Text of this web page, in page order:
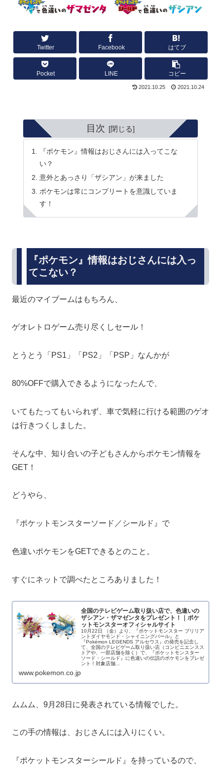
Twitter Facebook はてブ
Pocket LINE コピー
2021.10.25 2021.10.24
目次
『ポケモン』情報はおじさんには入ってこな
い？
意外とあっさり「ザシアン」が来ました
ポケモンは常にコンプリートを意識していま
す！
『ポケモン』情報はおじさんには入っ
てこない？
最近のマイブームはもちろん、
ゲオレトロゲーム売り尽くしセール！
とうとう「PS1」「PS2」「PSP」なんかが
80%OFFで購入できるようになったんで、
いてもたってもいられず、車で気軽に行ける範囲のゲオ
は行きつくしました。
そんな中、知り合いの子どもさんからポケモン情報を
GET！
どうやら、
『ポケットモンスターソード／シールド』で
色違いポケモンをGETできるとのこと。
すぐにネットで調べたところありました！
全国のテレビゲーム取り扱い店で、色違いの
ザシアン・ザマゼンタをプレゼント！｜ポケ
ットモンスターオフィシャルサイト
10月22日 （金）より、『ポケットモンスター ブリリア
ントダイヤモンド・シャイニングパール』と
『Pokémon LEGENDS アルセウス』の発売を記念し
て、全国のテレビゲーム取り扱い店（コンビニエンスス
トアや、一部店舗を除く）で、『ポケットモンスター
ソード・シールド』に色違いの伝説のポケモンをプレゼ
ント！対象店舗...
www.pokemon.co.jp
ムムム、9月28日に発表されている情報でした。
この手の情報は、おじさんには入りにくい。
『ポケットモンスターシールド』を持っているので、